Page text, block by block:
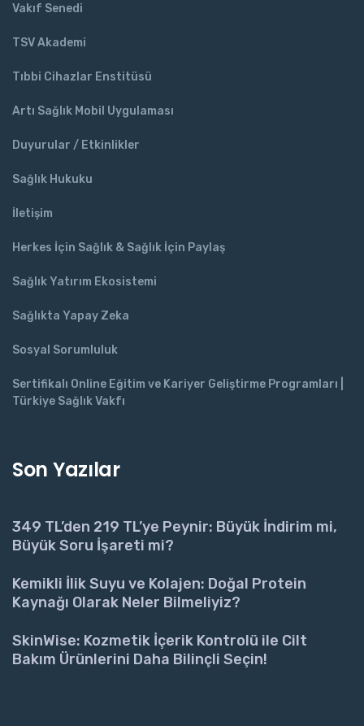
Vakıf Senedi
TSV Akademi
Tıbbi Cihazlar Enstitüsü
Artı Sağlık Mobil Uygulaması
Duyurular / Etkinlikler
Sağlık Hukuku
İletişim
Herkes İçin Sağlık & Sağlık İçin Paylaş
Sağlık Yatırım Ekosistemi
Sağlıkta Yapay Zeka
Sosyal Sorumluluk
Sertifikalı Online Eğitim ve Kariyer Geliştirme Programları |
Türkiye Sağlık Vakfı
Son Yazılar
349 TL’den 219 TL’ye Peynir: Büyük İndirim mi,
Büyük Soru İşareti mi?
Kemikli İlik Suyu ve Kolajen: Doğal Protein
Kaynağı Olarak Neler Bilmeliyiz?
SkinWise: Kozmetik İçerik Kontrolü ile Cilt
Bakım Ürünlerini Daha Bilinçli Seçin!